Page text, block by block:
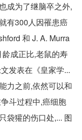
成为了继脑卒之外,
有300人因罹患癌
和 J. A. Murra
成正比,老鼠的寿
发表在《皇家学...
力之前,依然可以和
斗过程中,癌细胞
袋獾的伤口处,... 图